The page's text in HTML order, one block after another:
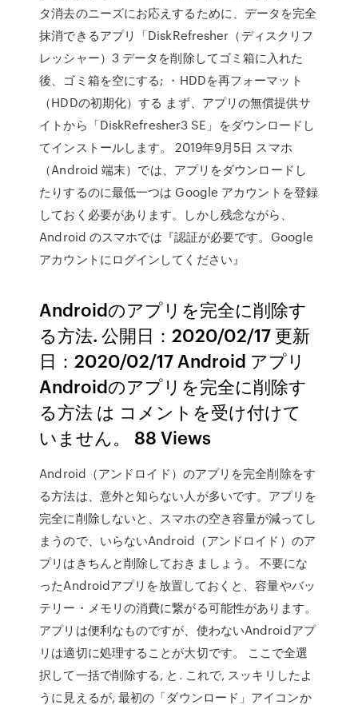
タ消去のニーズにお応えするために、データを完全
抹消できるアプリ「DiskRefresher（ディスクリフ
レッシャー）3 データを削除してゴミ箱に入れた
後、ゴミ箱を空にする; ・HDDを再フォーマット
（HDDの初期化）する まず、アプリの無償提供サ
イトから「DiskRefresher3 SE」をダウンロードし
てインストールします。 2019年9月5日 スマホ
（Android 端末）では、アプリをダウンロードし
たりするのに最低一つは Google アカウントを登録
しておく必要があります。しかし残念ながら、
Android のスマホでは『認証が必要です。Google
アカウントにログインしてください』
Androidのアプリを完全に削除す
る方法. 公開日：2020/02/17 更新
日：2020/02/17 Android アプリ
Androidのアプリを完全に削除す
る方法 は コメントを受け付けて
いません。 88 Views
Android（アンドロイド）のアプリを完全削除をす
る方法は、意外と知らない人が多いです。アプリを
完全に削除しないと、スマホの空き容量が減ってし
まうので、いらないAndroid（アンドロイド）のア
プリはきちんと削除しておきましょう。 不要にな
ったAndroidアプリを放置しておくと、容量やバッ
テリー・メモリの消費に繋がる可能性があります。
アプリは便利なものですが、使わないAndroidアプ
リは適切に処理することが大切です。 ここで全選
択して一括で削除する, と. これで, スッキリしたよ
うに見えるが, 最初の「ダウンロード」アイコンか